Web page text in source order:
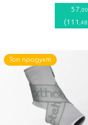
57 ,00
(111 ,48
Топ продукт